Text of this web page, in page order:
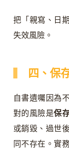
把「親寫、日
失效風險。
四、保
自書遺囑因為
對的風險是保
或銷毀、過世
同不存在。實